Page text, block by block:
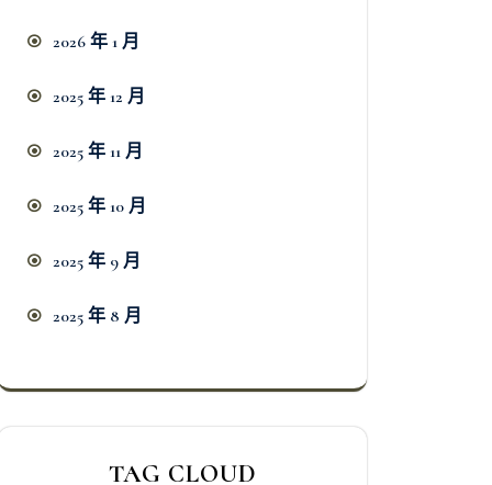
2026 年 1 月
2025 年 12 月
2025 年 11 月
2025 年 10 月
2025 年 9 月
2025 年 8 月
TAG CLOUD